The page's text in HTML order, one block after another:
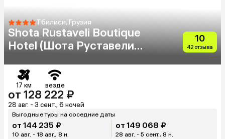
Тбилиси, Грузия
Shota Rustaveli Boutique
Hotel (Шота Руставели
10
42 отзыва
17 км везде
от 128 222 ₽
28 авг. - 3 сент., 6 ночей
Выгодные туры на соседние даты
от 144 235 ₽
10 авг. - 18 авг., 8 н.
от 149 068 ₽
28 авг. - 5 сент., 8 н.